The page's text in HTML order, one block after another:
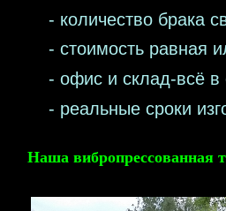
- количество брака
- стоимость равная
- офис и склад-всё в
- реальные сроки
Наша вибропрессованная